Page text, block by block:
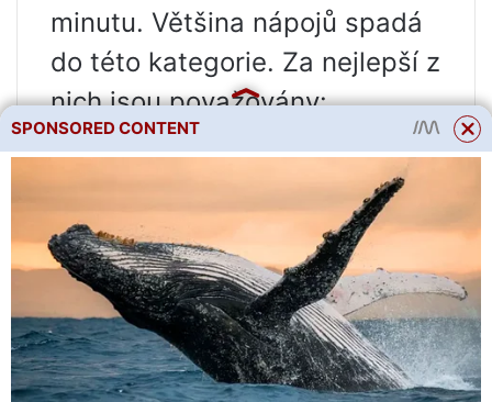
minutu. Většina nápojů spadá
do této kategorie. Za nejlepší z
nich jsou považovány:
Sauvignon Blanc z Nového
Ryzlink z Austrálie;
Pinot Noir, Bordeaux, Malbec,
Merlot, Beaujolais z Francie;
Chardonnay z Austrálie a
Kalifornie.
SPONSORED CONTENT